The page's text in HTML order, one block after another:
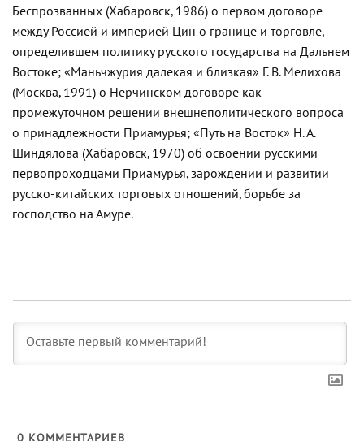
Беспрозванных (Хабаровск, 1986) о первом договоре
между Россией и империей Цин о границе и торговле,
определившем политику русского государства на Дальнем
Востоке; «Маньчжурия далекая и близкая» Г. В. Мелихова
(Москва, 1991) о Нерчинском договоре как
промежуточном решении внешнеполитического вопроса
о принадлежности Приамурья; «Путь на Восток» Н. А.
Шиндялова (Хабаровск, 1970) об освоении русскими
первопроходцами Приамурья, зарождении и развитии
русско-китайских торговых отношений, борьбе за
господство на Амуре.